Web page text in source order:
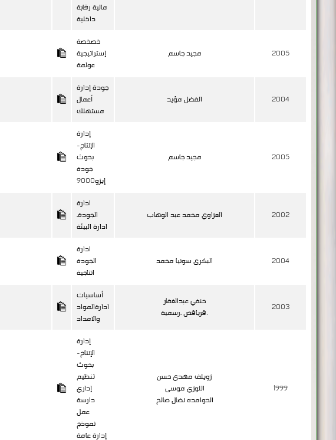
مالية رقابة
داخلية
خصخصة
إستراتيجية
عولمة
مجيد جاسم 2005
جودة إدارة
أعمال
مستهلك
الفضل مؤيد 2004
إدارة
الإنتاج-
بحوث
جودة
إيزو9000
مجيد جاسم 2005
ادارة
الجودة،
ادارة البيئة
العزاوي محمد عبد الوهاب 2002
ادارة
الجودة
انتاجية
البكرى سونيا محمد 2004
أساسيات
ادارةالمواد
والامداد
حنفي عبدالغفار
قرياقص ،رسمية.
2003
إدارة
الإنتاج-
بحوث
تنظيم
إداري
دارسة
عمل
نموذج
إدارة عامة
زويلف مهدي حسن
اللوزي موسى
الحوامده نضال صالح
1999